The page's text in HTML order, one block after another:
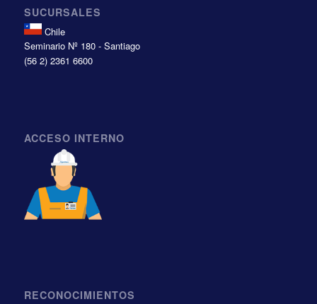
SUCURSALES
Chile
Seminario Nº 180 - Santiago
(56 2) 2361 6600
ACCESO INTERNO
RECONOCIMIENTOS